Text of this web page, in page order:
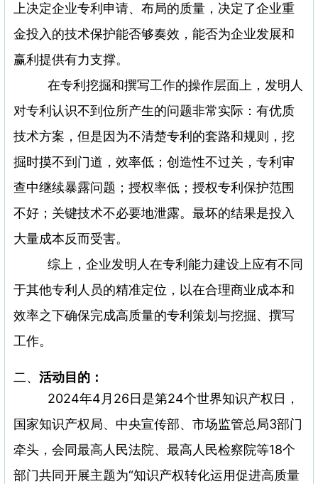
上决定企业专利申请、布局的质量，决定了企业重
金投入的技术保护能否够奏效，能否为企业发展和
赢利提供有力支撑。
在专利挖掘和撰写工作的操作层面上，发明人
对专利认识不到位所产生的问题非常实际：有优质
技术方案，但是因为不清楚专利的套路和规则，挖
掘时摸不到门道，效率低；创造性不过关，专利审
查中继续暴露问题；授权率低；授权专利保护范围
不好；关键技术不必要地泄露。最坏的结果是投入
大量成本反而受害。
综上，企业发明人在专利能力建设上应有不同
于其他专利人员的精准定位，以在合理商业成本和
效率之下确保完成高质量的专利策划与挖掘、撰写
工作。
二、 活动目的：
2024年4月26日是第24个世界知识产权日，
国家知识产权局、中央宣传部、市场监管总局3部门
牵头，会同最高人民法院、最高人民检察院等18个
部门共同开展主题为“知识产权转化运用促进高质量